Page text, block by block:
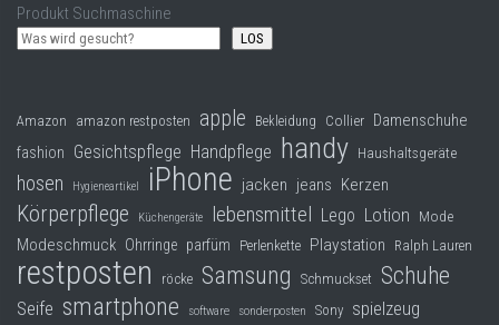
Produkt Suchmaschine
LOS
Amazon amazon restposten apple Bekleidung Collier Damenschuhe
fashion Gesichtspflege Handpflege handy Haushaltsgeräte
hosen Hygieneartikel iPhone jacken jeans Kerzen
Körperpflege Küchengeräte lebensmittel Lego Lotion Mode
Modeschmuck Ohrringe parfüm Perlenkette Playstation Ralph Lauren
restposten röcke Samsung Schmuckset Schuhe
Seife smartphone software sonderposten Sony spielzeug